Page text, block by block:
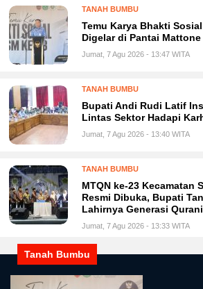
TANAH BUMBU
Temu Karya Bhakti
Digelar di Pantai
Jumat, 7 Agu 2026 - 13:47 WITA
TANAH BUMBU
Bupati Andi Rudi Latif
Lintas Sektor Hadapi
Jumat, 7 Agu 2026 - 13:40 WITA
TANAH BUMBU
MTQN ke-23 Kecamatan
Resmi Dibuka, Bupati
Lahirnya Generasi Qurani
Jumat, 7 Agu 2026 - 13:33 WITA
Tanah Bumbu